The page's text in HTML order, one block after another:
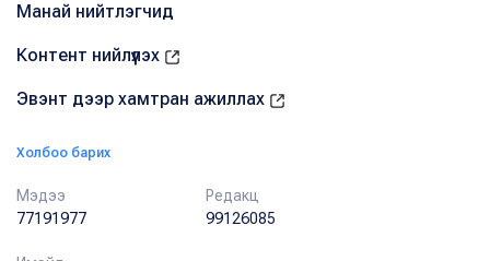
Манай нийтлэгчид
Контент нийлүүлэх
Эвэнт дээр хамтран ажиллах
Холбоо барих
Мэдээ
77191977
Редакц
99126085